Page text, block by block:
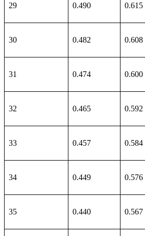
29 0.490 0.615
30 0.482 0.608
31 0.474 0.600
32 0.465 0.592
33 0.457 0.584
34 0.449 0.576
35 0.440 0.567